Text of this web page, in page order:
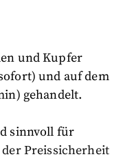
und Kupfer
und auf dem
gehandelt.
sinnvoll für
Preissicherheit